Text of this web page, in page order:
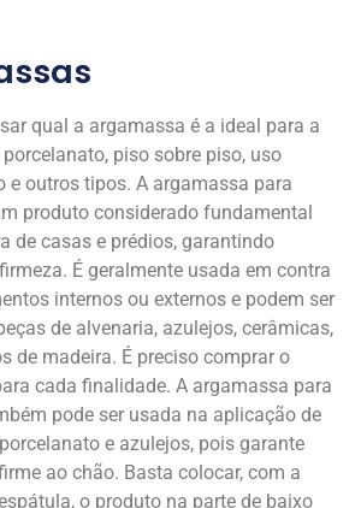
qual a argamassa é a ideal para a
piso sobre piso, uso
e outros tipos. A argamassa para
produto considerado fundamental
de casas e prédios, garantindo
É geralmente usada em contra
internos ou externos e podem ser
de alvenaria, azulejos, cerâmicas,
de madeira. É preciso comprar o
cada finalidade. A argamassa para
pode ser usada na aplicação de
e azulejos, pois garante
ao chão. Basta colocar, com a
o produto na parte de baixo